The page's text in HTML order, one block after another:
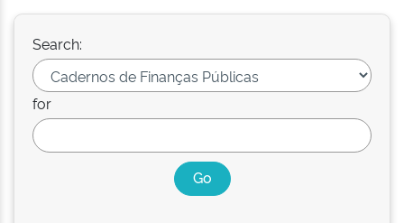
Search:
for